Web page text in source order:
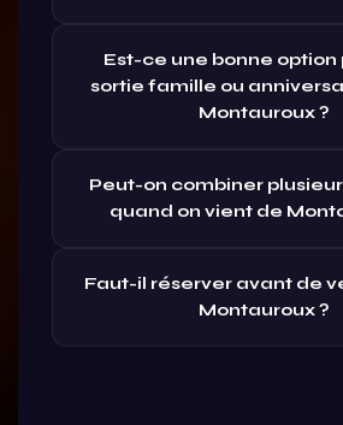
Est-ce une bonne option
sortie famille ou
Montauroux ?
Peut-on combiner
quand on vient de
Faut-il réserver avant de
Montauroux ?